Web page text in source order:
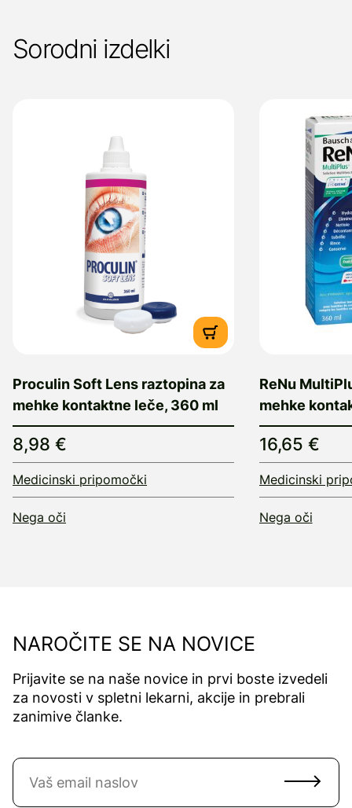
Sorodni izdelki
Proculin Soft Lens raztopina za
mehke kontaktne leče, 360 ml
8,98 €
Medicinski pripomočki
Nega oči
ReNu
mehke
16,65 €
Medicinski
Nega oči
NAROČITE SE NA NOVICE
Prijavite se na naše novice in prvi boste izvedeli
za novosti v spletni lekarni, akcije in prebrali
zanimive članke.
Naročite se na novice